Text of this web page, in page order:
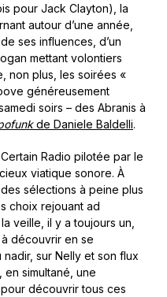
pour Jack Clayton), la
autour d’une année,
ses influences, d’un
mettant volontiers
non plus, les soirées «
généreusement
soirs – des Abranis à
de Daniele Baldelli.
Radio pilotée par le
viatique sonore. À
sélections à peine plus
choix rejouant ad
veille, il y a toujours un,
découvrir en se
sur Nelly et son flux
en simultané, une
découvrir tous ces